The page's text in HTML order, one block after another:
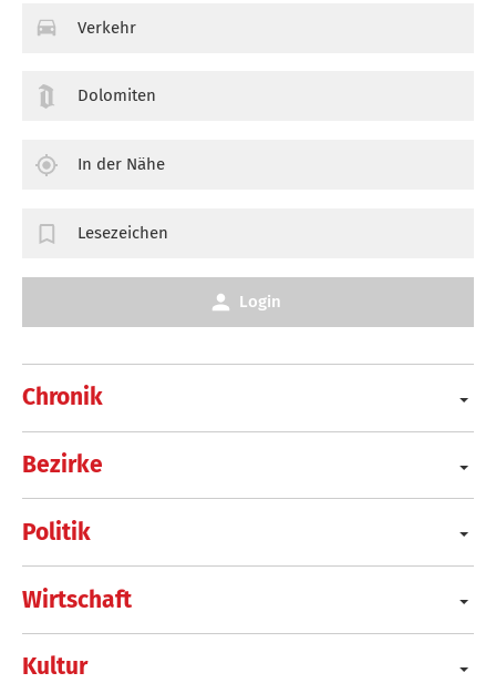
Chronik
Bezirke
Politik
Wirtschaft
Kultur
Verkehr
Dolomiten
In der Nähe
Lesezeichen
Login